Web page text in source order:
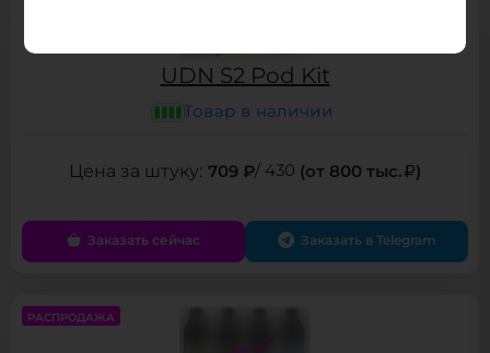
UDN S2 Pod Kit
Товар в наличии
709 ₽/ 430 (от 800 тыс. )
Заказать сейчас Заказать в Telegram
РАСПРОДАЖА